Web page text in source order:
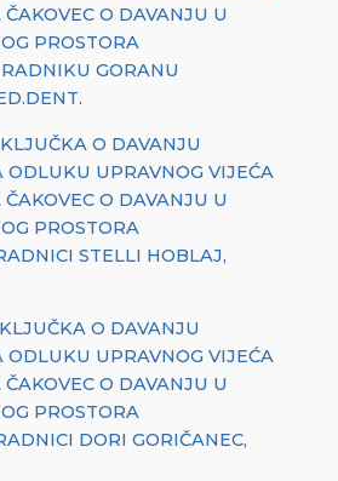
O DAVANJU U
PROSTORA
GORANU
O DAVANJU
ODLUKU UPRAVNOG VIJEĆA
O DAVANJU U
PROSTORA
STELLI HOBLAJ,
O DAVANJU
ODLUKU UPRAVNOG VIJEĆA
O DAVANJU U
PROSTORA
DORI GORIČANEC,